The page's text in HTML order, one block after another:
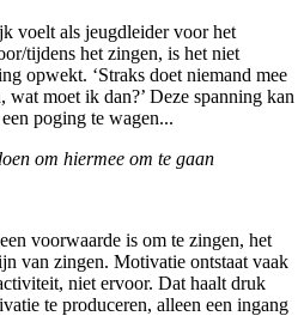
voelt als jeugdleider voor het
tijdens het zingen, is het niet
opwekt. ‘Straks doet niemand mee
wat moet ik dan?’ Deze spanning kan
poging te wagen...
om hiermee om te gaan
voorwaarde is om te zingen, het
van zingen. Motivatie ontstaat vaak
niet ervoor. Dat haalt druk
te produceren, alleen een ingang